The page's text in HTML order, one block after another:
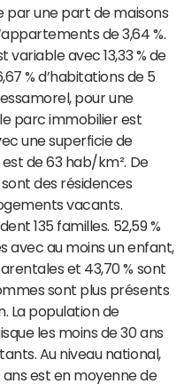
par une part de maisons
de 3,64 %.
variable avec 13,33 % de
% d’habitations de 5
pour une
parc immobilier est
une superficie de
de 63 hab/km². De
des résidences
vacants.
135 familles. 52,59 %
avec au moins un enfant,
et 43,70 % sont
sont plus présents
La population de
les moins de 30 ans
Au niveau national,
est en moyenne de